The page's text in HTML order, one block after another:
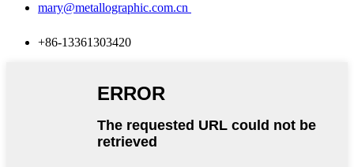
mary@metallographic.com.cn
+86-13361303420